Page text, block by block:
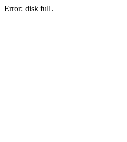
Error: disk full.